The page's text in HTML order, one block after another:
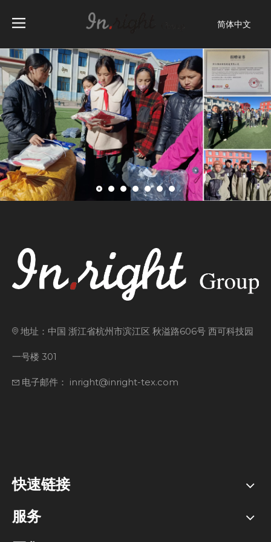
简体中文
地址：中国 浙江省杭州市滨江区 秋溢路606号 西可科技园
一号楼 301
电子邮件： inright@inright-tex.com
快速链接
服务